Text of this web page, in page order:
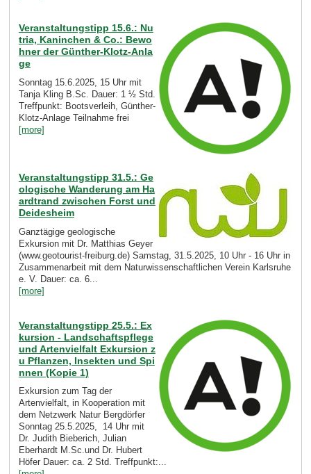
Veranstaltungstipp 15.6.: Nu
tria, Kaninchen & Co.: Bewo
hner der Günther-Klotz-Anla
ge
Sonntag 15.6.2025, 15 Uhr mit
Tanja Kling B.Sc. Dauer: 1 ½ Std.
Treffpunkt: Bootsverleih, Günther-
Klotz-Anlage Teilnahme frei
[more]
Veranstaltungstipp 31.5.: Ge
ologische Wanderung am Ha
ardtrand zwischen Forst und
Deidesheim
Ganztägige geologische
Exkursion mit Dr. Matthias Geyer
(www.geotourist-freiburg.de) Samstag, 31.5.2025, 10 Uhr - 16 Uhr in
Zusammenarbeit mit dem Naturwissenschaftlichen Verein Karlsruhe
e. V. Dauer: ca. 6...
[more]
Veranstaltungstipp 25.5.: Ex
kursion - Landschaftspflege
und Artenvielfalt Exkursion z
u Pflanzen, Insekten und Spi
nnen (Kopie 1)
Exkursion zum Tag der
Artenvielfalt, in Kooperation mit
dem Netzwerk Natur Bergdörfer
Sonntag 25.5.2025, 14 Uhr mit
Dr. Judith Bieberich, Julian
Eberhardt M.Sc.und Dr. Hubert
Höfer Dauer: ca. 2 Std. Treffpunkt:...